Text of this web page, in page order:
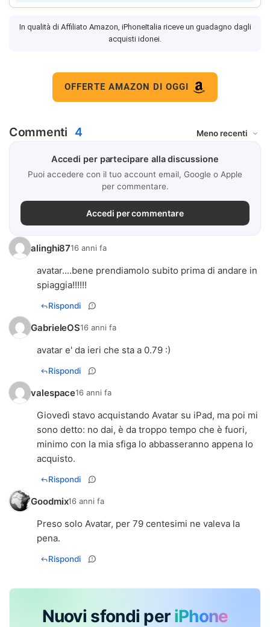
In qualità di Affiliato Amazon, iPhoneItalia riceve un guadagno dagli
acquisti idonei.
OFFERTE AMAZON DI OGGI
Commenti 4
Accedi per partecipare alla discussione
Puoi accedere con il tuo account email, Google o Apple
per commentare.
Accedi per commentare
alinghi8716 anni fa
avatar....bene prendiamolo subito prima di andare in
spiaggia!!!!!!
Rispondi
GabrieleOS16 anni fa
avatar e' da ieri che sta a 0.79 :)
Rispondi
valespace16 anni fa
Giovedì stavo acquistando Avatar su iPad, ma poi mi
sono detto: no dai, è da troppo tempo che è fuori,
minimo con la mia sfiga lo abbasseranno appena lo
acquisto.
Rispondi
Goodmix16 anni fa
Preso solo Avatar, per 79 centesimi ne valeva la
pena.
Rispondi
Nuovi sfondi per iPhone